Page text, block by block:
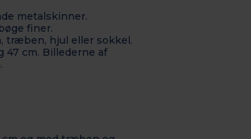
metalskinner.
finer.
træben, hjul eller sokkel.
47 cm. Billederne af